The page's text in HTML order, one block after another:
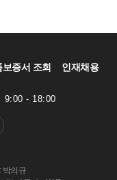
보증서 조회 인재채용
9:00 - 18:00
박의규